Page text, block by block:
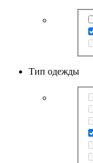
Тип одежды